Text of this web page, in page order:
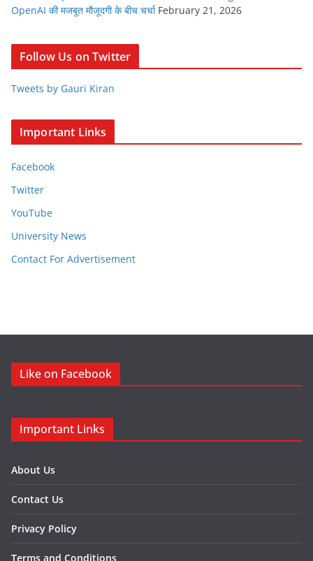
OpenAI की मजबूत मौजूदगी के बीच चर्चा February 21, 2026
Follow Us on Twitter
Tweets by Gauri Kiran
Important Links
Facebook
Twitter
YouTube
University News
Contact For Advertisement
Like on Facebook
Important Links
About Us
Contact Us
Privacy Policy
Terms and Conditions